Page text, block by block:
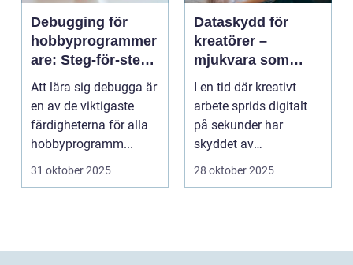
Debugging för
hobbyprogrammer
are: Steg-för-steg-
metoder
Att lära sig debugga är
en av de viktigaste
färdigheterna för alla
hobbyprogramm...
31 oktober 2025
Dataskydd för
kreatörer –
mjukvara som
skyddar
intellektuellt
kapital
I en tid där kreativt
arbete sprids digitalt
på sekunder har
skyddet av
intellektuellt ka...
28 oktober 2025